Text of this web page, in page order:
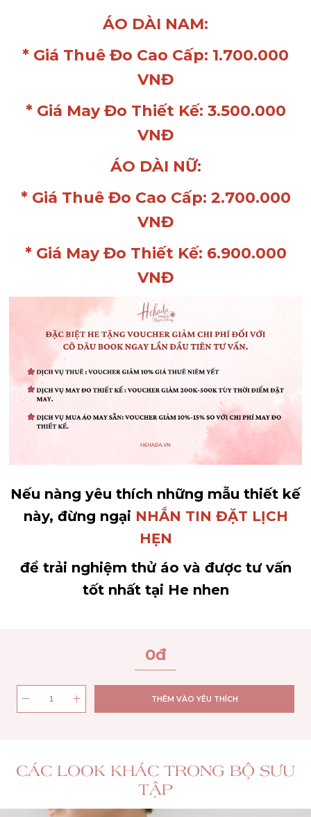
ÁO DÀI NAM:
* Giá Thuê Đo Cao Cấp: 1.700.000
VNĐ
* Giá May Đo Thiết Kế: 3.500.000
VNĐ
ÁO DÀI NỮ:
* Giá Thuê Đo Cao Cấp: 2.700.000
VNĐ
* Giá May Đo Thiết Kế: 6.900.000
VNĐ
Nếu nàng yêu thích những mẫu thiết kế
này, đừng ngại NHẮN TIN ĐẶT LỊCH
HẸN
để trải nghiệm thử áo và được tư vấn
tốt nhất tại He nhen
0đ
THÊM VÀO YÊU THÍCH
CÁC LOOK KHÁC TRONG BỘ SƯU
TẬP